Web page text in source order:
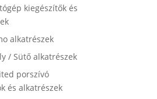
kiegészítők és
alkatrészek
/ Sütő alkatrészek
porszívó
és alkatrészek